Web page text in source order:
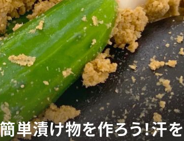
単漬け物を作ろう！汗を